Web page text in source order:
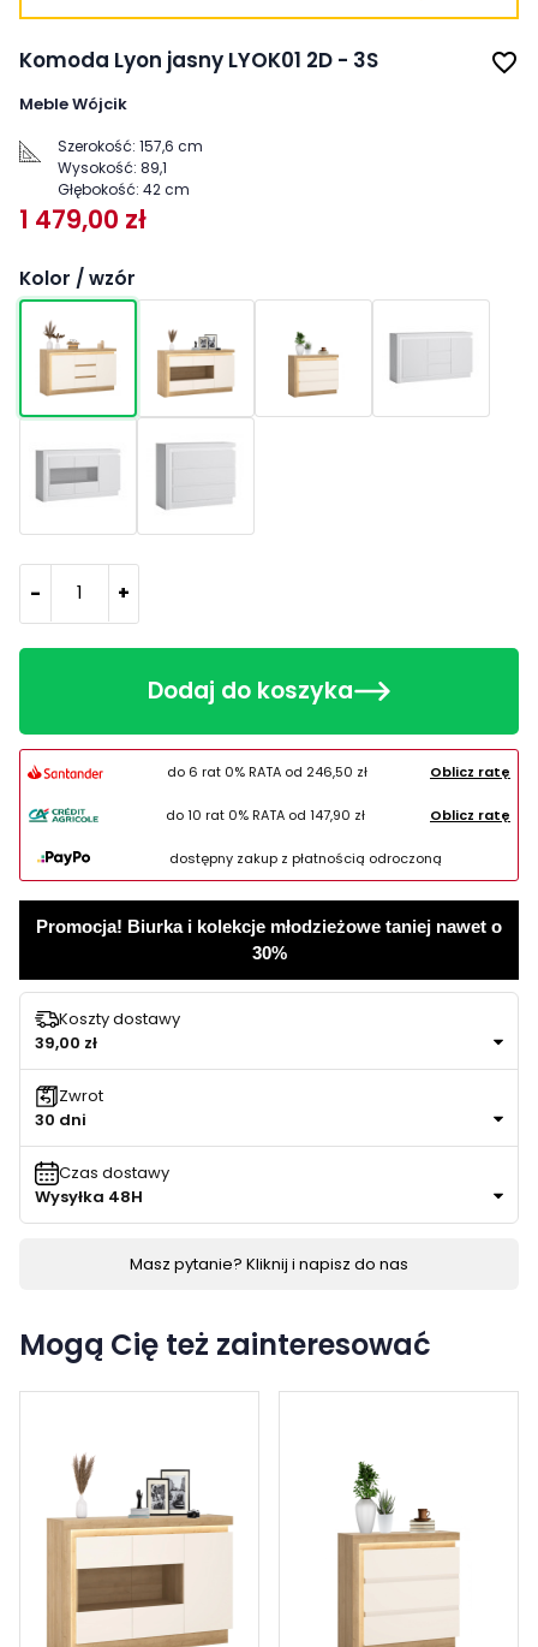
Komoda Lyon jasny LYOK01 2D - 3S favorite_border
Meble Wójcik
Szerokość: 157,6 cm
Wysokość: 89,1
Głębokość: 42 cm
1 479,00 zł
Kolor / wzór
- +
Dodaj do koszyka
do 6 rat 0% RATA od 246,50 zł Oblicz ratę
do 10 rat 0% RATA od 147,90 zł Oblicz ratę
dostępny zakup z płatnością odroczoną
Promocja! Biurka i kolekcje młodzieżowe taniej nawet o
30%
Koszty dostawy
39,00 zł
Zwrot
30 dni
Czas dostawy
Wysyłka 48H
Masz pytanie? Kliknij i napisz do nas
Mogą Cię też zainteresować